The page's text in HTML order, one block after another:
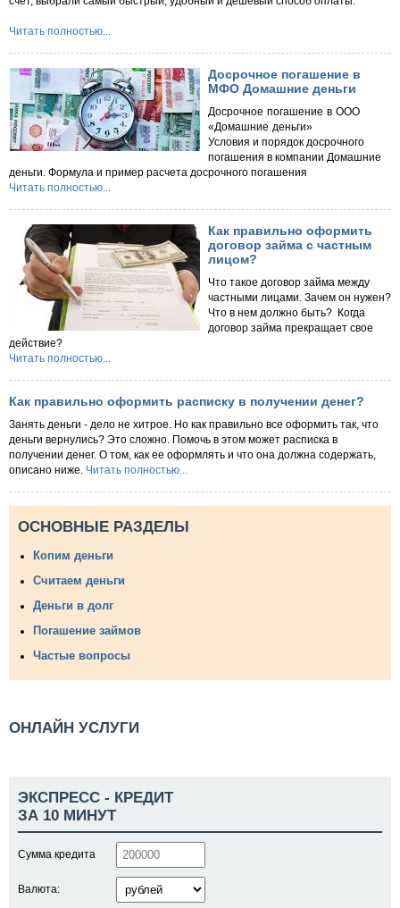
Читать полностью...
Досрочное погашение в
МФО Домашние деньги
Досрочное погашение в ООО
«Домашние деньги»
Условия и порядок досрочного
погашения в компании Домашние
деньги. Формула и пример расчета досрочного погашения
Читать полностью...
Как правильно оформить
договор займа с частным
лицом?
Что такое договор займа между
частными лицами. Зачем он нужен?
Что в нем должно быть? Когда
договор займа прекращает свое
действие?
Читать полностью...
Как правильно оформить расписку в получении денег?
Занять деньги - дело не хитрое. Но как правильно все оформить так, что
деньги вернулись? Это сложно. Помочь в этом может расписка в
получении денег. О том, как ее оформлять и что она должна содержать,
описано ниже. Читать полностью...
ОСНОВНЫЕ РАЗДЕЛЫ
Копим деньги
Считаем деньги
Деньги в долг
Погашение займов
Частые вопросы
ОНЛАЙН УСЛУГИ
ЭКСПРЕСС - КРЕДИТ
ЗА 10 МИНУТ
Сумма кредита
Валюта: